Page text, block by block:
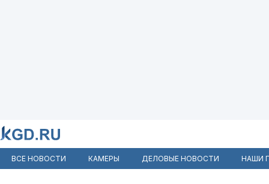
ВСЕ НОВОСТИ КАМЕРЫ ДЕЛОВЫЕ НОВОСТИ НАШИ